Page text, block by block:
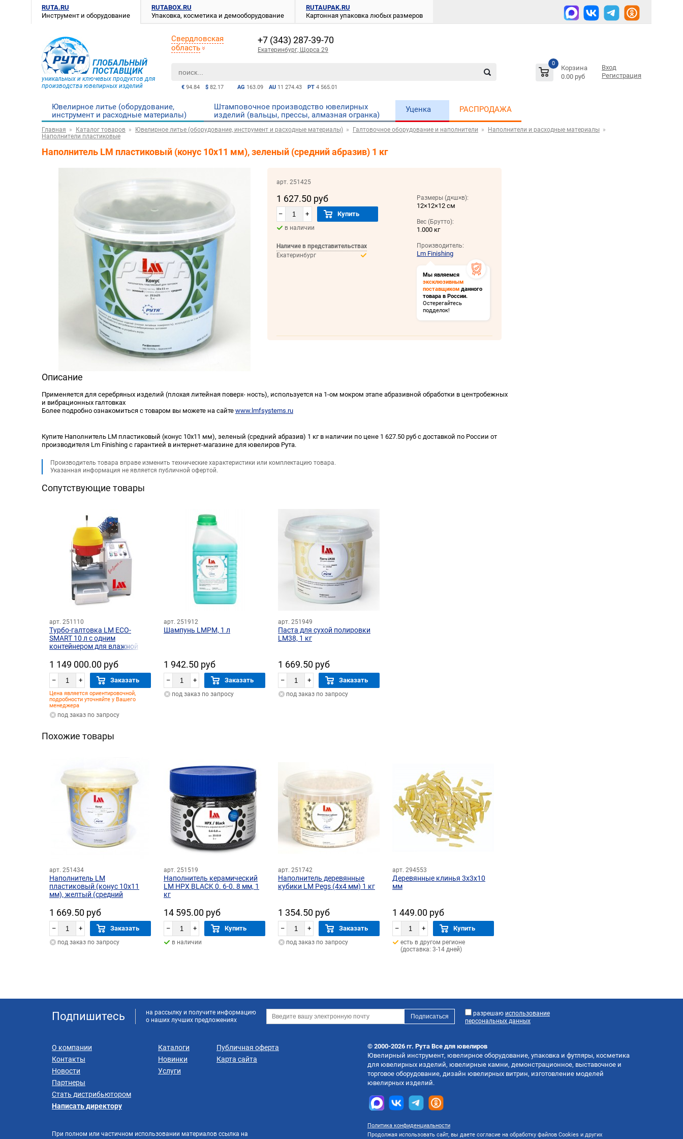
RUTA.RU
Инструмент и оборудование
RUTABOX.RU
Упаковка, косметика и демооборудование
RUTAUPAK.RU
Картонная упаковка любых размеров
ГЛОБАЛЬНЫЙ
ПОСТАВЩИК
уникальных и ключевых продуктов для
производства ювелирных изделий
AG 163.09 AU 11 274.43 PT 4 565.01
€ 94.84 $ 82.17
0
Корзина
0.00 руб
Вход
Регистрация
Свердловская
область
+7 (343) 287-39-70
Екатеринбург, Щорса 29
Ювелирное литье (оборудование,
инструмент и расходные материалы)
Штамповочное производство ювелирных
изделий (вальцы, прессы, алмазная огранка)
Уценка РАСПРОДАЖА
Главная Каталог товаров Ювелирное литье (оборудование, инструмент и расходные материалы) Галтовочное оборудование и наполнители
Наполнители и расходные материалы
Наполнители пластиковые
Наполнитель LM пластиковый (конус 10х11 мм), зеленый (средний абразив) 1 кг
арт. 251425
1 627.50 руб
– + Купить
в наличии
Наличие в представительствах
Екатеринбург
Размеры (д×ш×в):
12×12×12 см
Вес (Брутто):
1.000 кг
Производитель:
Lm Finishing
Мы являемся
эксклюзивным
поставщиком данного
товара в России.
Остерегайтесь
подделок!
Описание
Применяется для серебряных изделий (плохая литейная поверх- ность), используется на 1-ом мокром этапе абразивной обработки в центробежных
и вибрационных галтовках
Более подробно ознакомиться с товаром вы можете на сайте www.lmfsystems.ru
Купите Наполнитель LM пластиковый (конус 10х11 мм), зеленый (средний абразив) 1 кг в наличии по цене 1 627.50 руб с доставкой по России от
производителя Lm Finishing с гарантией в интернет-магазине для ювелиров Рута.
Производитель товара вправе изменить технические характеристики или комплектацию товара.
Указанная информация не является публичной офертой.
Сопутствующие товары
арт. 251110
Турбо-галтовка LM ECO-
SMART 10 л с одним
контейнером для влажной
1 149 000.00 руб
– + Заказать
Цена является ориентировочной,
подробности уточняйте у Вашего
менеджера
под заказ по запросу
арт. 251912
Шампунь LMPM, 1 л
1 942.50 руб
– + Заказать
под заказ по запросу
арт. 251949
Паста для сухой полировки
LM38, 1 кг
1 669.50 руб
– + Заказать
под заказ по запросу
Похожие товары
арт. 251434
Наполнитель LM
пластиковый (конус 10х11
мм), желтый (средний
1 669.50 руб
– + Заказать
под заказ по запросу
арт. 251519
Наполнитель керамический
LM HPX BLACK 0. 6-0. 8 мм, 1
кг
14 595.00 руб
– + Купить
в наличии
арт. 251742
Наполнитель деревянные
кубики LM Pegs (4х4 мм) 1 кг
1 354.50 руб
– + Заказать
под заказ по запросу
арт. 294553
Деревянные клинья 3х3х10
мм
1 449.00 руб
– + Купить
есть в другом регионе
(доставка: 3-14 дней)
Подпишитесь
на рассылку и получите информацию
о наших лучших предложениях
разрешаю использование
персональных данных
О компании
Контакты
Новости
Партнеры
Стать дистрибьютором
Каталоги
Новинки
Услуги
Публичная оферта
Карта сайта
Написать директору
© 2000-2026 гг. Рута Все для ювелиров
Ювелирный инструмент, ювелирное оборудование, упаковка и футляры, косметика
для ювелирных изделий, ювелирные камни, демонстрационное, выставочное и
торговое оборудование, дизайн ювелирных витрин, изготовление моделей
ювелирных изделий.
При полном или частичном использовании материалов ссылка на
Политика конфиденциальности
Продолжая использовать сайт, вы даете согласие на обработку файлов Cookies и других